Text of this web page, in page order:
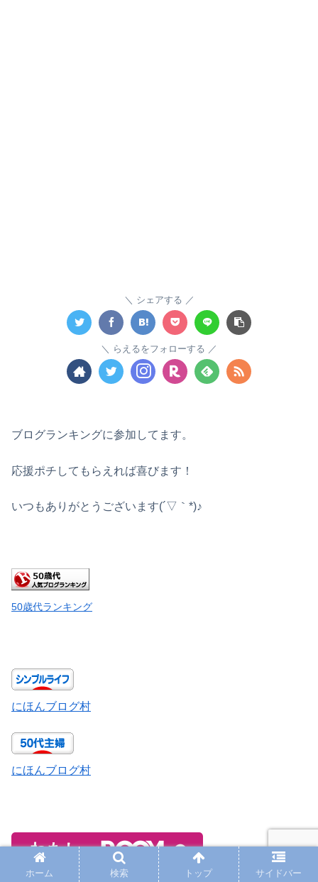
シェアする
らえるをフォローする
ブログランキングに参加してます。
応援ポチしてもらえれば喜びます！
いつもありがとうございます(´▽｀*)♪
50歳代ランキング
にほんブログ村
にほんブログ村
ホーム 検索 トップ サイドバー